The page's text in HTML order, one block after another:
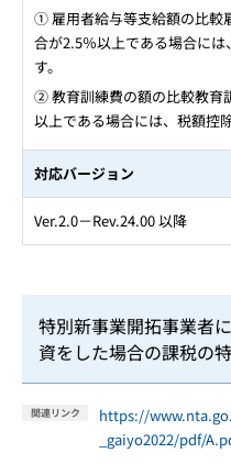
① 雇用者給与等支給額の比較
合が2.5％以上である場合に
す。
② 教育訓練費の額の比較教育
以上である場合には、税額控
対応バージョン
Ver.2.0－Rev.24.00 以降
特別新事業開拓事業者
資をした場合の課税の
関連リンク
https://
_gaiyo2022/pdf/